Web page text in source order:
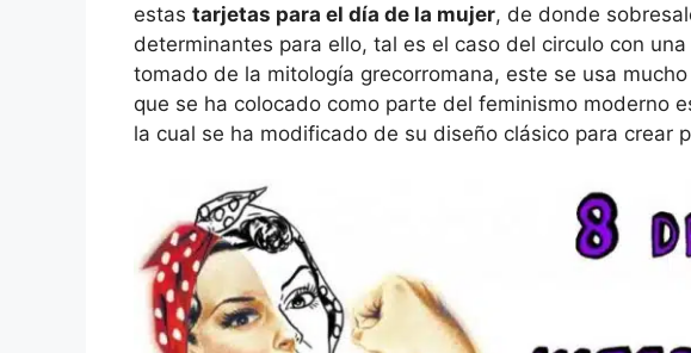
estas tarjetas para el día de la mujer, de donde
determinantes para ello, tal es el caso del circulo con
tomado de la mitología grecorromana, este se usa
que se ha colocado como parte del feminismo moderno
la cual se ha modificado de su diseño clásico para crear